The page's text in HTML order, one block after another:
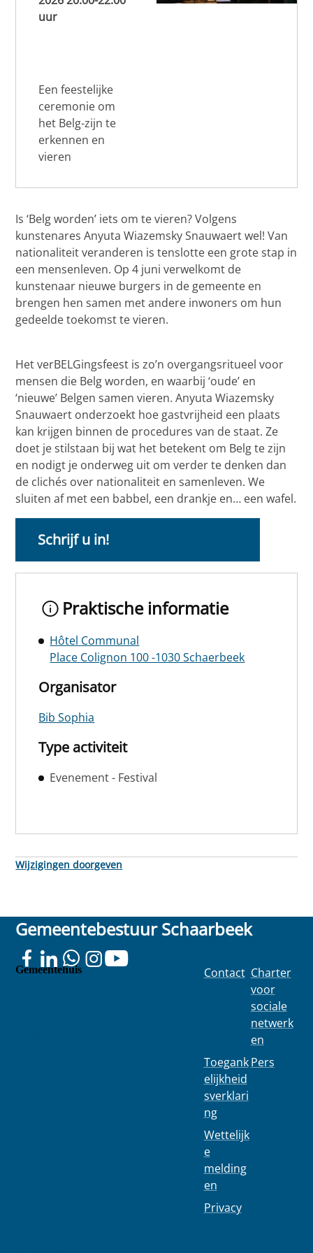
uur
Een feestelijke
ceremonie om
het Belg-zijn te
erkennen en
vieren
Is ‘Belg worden’ iets om te vieren? Volgens
kunstenares Anyuta Wiazemsky Snauwaert wel! Van
nationaliteit veranderen is tenslotte een grote stap in
een mensenleven. Op 4 juni verwelkomt de
kunstenaar nieuwe burgers in de gemeente en
brengen hen samen met andere inwoners om hun
gedeelde toekomst te vieren.
Het verBELGingsfeest is zo’n overgangsritueel voor
mensen die Belg worden, en waarbij ‘oude’ en
‘nieuwe’ Belgen samen vieren. Anyuta Wiazemsky
Snauwaert onderzoekt hoe gastvrijheid een plaats
kan krijgen binnen de procedures van de staat. Ze
doet je stilstaan bij wat het betekent om Belg te zijn
en nodigt je onderweg uit om verder te denken dan
de clichés over nationaliteit en samenleven. We
sluiten af met een babbel, een drankje en… een wafel.
Schrijf u in!
Praktische informatie
Hôtel Communal
Place Colignon 100 -1030 Schaerbeek
Organisator
Bib Sophia
Type activiteit
Evenement - Festival
Wijzigingen doorgeven
Gemeentebestuur Schaarbeek
Gemeentehuis Contact
Toegank
elijkheid
sverklari
ng
Wettelijk
e
melding
en
Privacy
Charter
voor
sociale
netwerk
en
Pers